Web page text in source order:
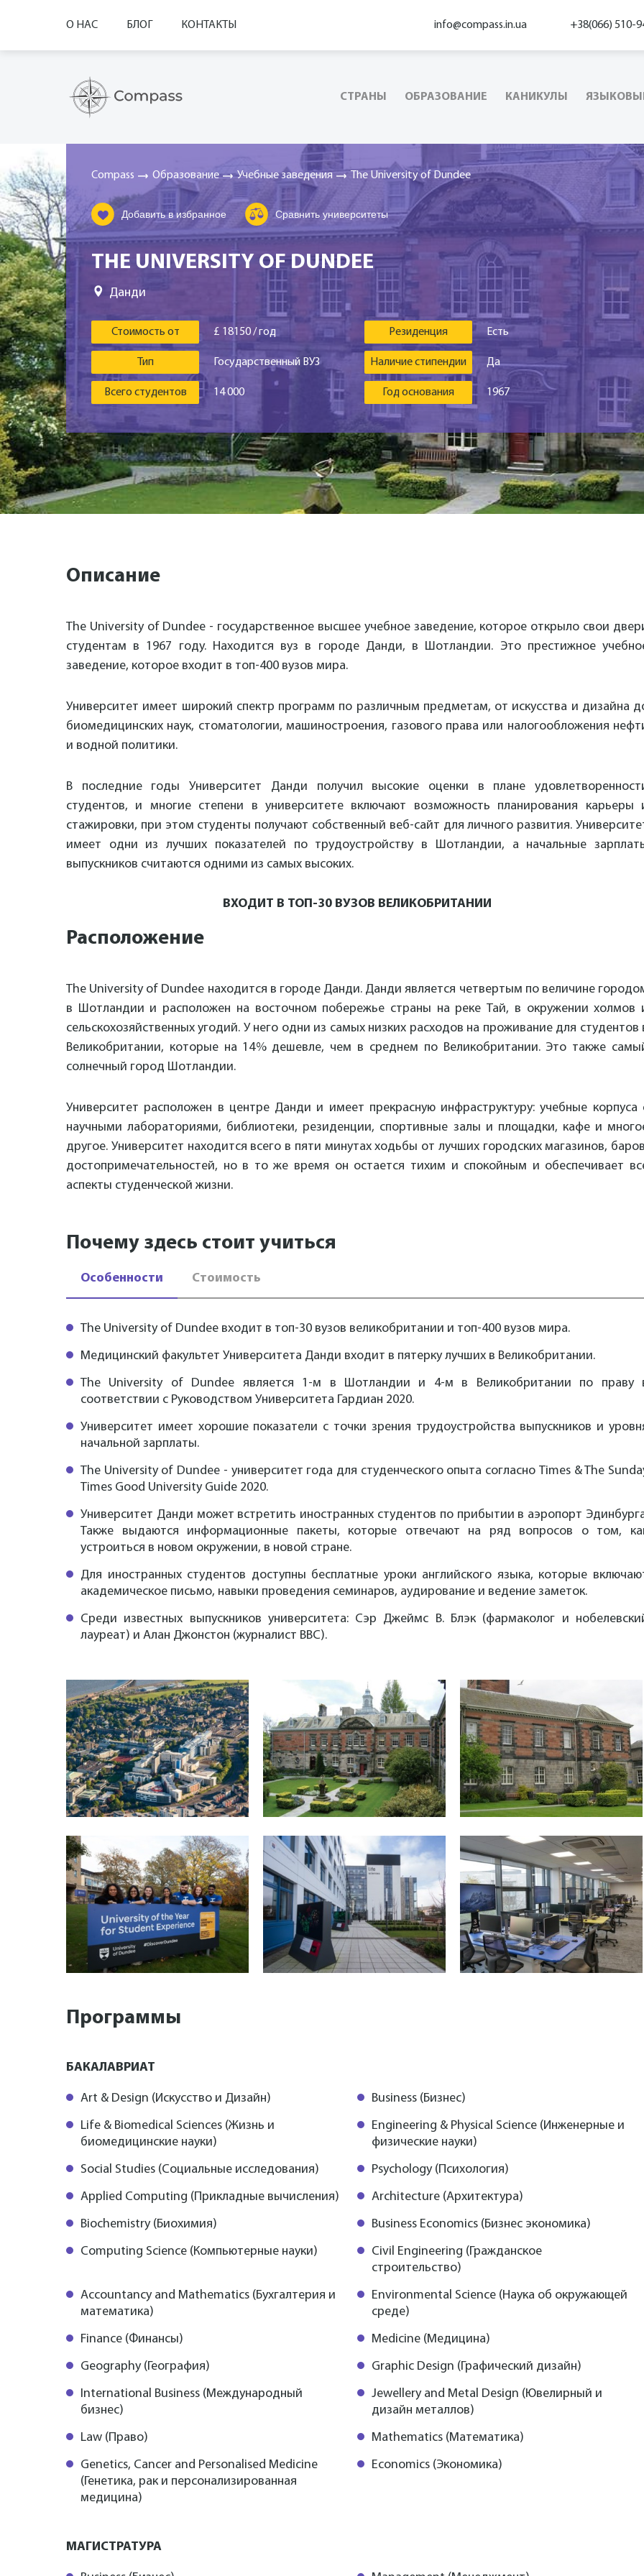
О НАС БЛОГ КОНТАКТЫ info@compass.in.ua +38(066) 510-
СТРАНЫ ОБРАЗОВАНИЕ КАНИКУЛЫ
Compass Образование Учебные заведения The University of Dundee
Добавить в избранное Сравнить университеты
THE UNIVERSITY OF DUNDEE
Данди
Стоимость от £ 18150 / год Резиденция Есть
Тип Государственный ВУЗ Наличие стипендии Да
Всего студентов 14 000 Год основания 1967
Описание
The University of Dundee - государственное высшее учебное заведение, которое открыло свои
студентам в 1967 году. Находится вуз в городе Данди, в Шотландии. Это престижное
заведение, которое входит в топ-400 вузов мира.
Университет имеет широкий спектр программ по различным предметам, от искусства и дизайна
биомедицинских наук, стоматологии, машиностроения, газового права или налогообложения
и водной политики.
В последние годы Университет Данди получил высокие оценки в плане
студентов, и многие степени в университете включают возможность планирования карьеры
стажировки, при этом студенты получают собственный веб-сайт для личного развития.
имеет одни из лучших показателей по трудоустройству в Шотландии, а начальные
выпускников считаются одними из самых высоких.
ВХОДИТ В ТОП-30 ВУЗОВ ВЕЛИКОБРИТАНИИ
Расположение
The University of Dundee находится в городе Данди. Данди является четвертым по величине
в Шотландии и расположен на восточном побережье страны на реке Тай, в окружении холмов
сельскохозяйственных угодий. У него одни из самых низких расходов на проживание для студентов
Великобритании, которые на 14% дешевле, чем в среднем по Великобритании. Это также
солнечный город Шотландии.
Университет расположен в центре Данди и имеет прекрасную инфраструктуру: учебные корпуса
научными лабораториями, библиотеки, резиденции, спортивные залы и площадки, кафе и
другое. Университет находится всего в пяти минутах ходьбы от лучших городских магазинов,
достопримечательностей, но в то же время он остается тихим и спокойным и обеспечивает
аспекты студенческой жизни.
Почему здесь стоит учиться
Особенности Стоимость
The University of Dundee входит в топ-30 вузов великобритании и топ-400 вузов мира.
Медицинский факультет Университета Данди входит в пятерку лучших в Великобритании.
The University of Dundee является 1-м в Шотландии и 4-м в Великобритании по праву
соответствии с Руководством Университета Гардиан 2020.
Университет имеет хорошие показатели с точки зрения трудоустройства выпускников и
начальной зарплаты.
The University of Dundee - университет года для студенческого опыта согласно Times & The
Times Good University Guide 2020.
Университет Данди может встретить иностранных студентов по прибытии в аэропорт
Также выдаются информационные пакеты, которые отвечают на ряд вопросов о том,
устроиться в новом окружении, в новой стране.
Для иностранных студентов доступны бесплатные уроки английского языка, которые
академическое письмо, навыки проведения семинаров, аудирование и ведение заметок.
Среди известных выпускников университета: Сэр Джеймс В. Блэк (фармаколог и
лауреат) и Алан Джонстон (журналист BBC).
Программы
БАКАЛАВРИАТ
Art & Design (Искусство и Дизайн)
Business (Бизнес)
Life & Biomedical Sciences (Жизнь и
биомедицинские науки)
Engineering & Physical Science (Инженерные и
физические науки)
Social Studies (Социальные исследования)
Psychology (Психология)
Applied Computing (Прикладные вычисления)
Architecture (Архитектура)
Biochemistry (Биохимия)
Business Economics (Бизнес экономика)
Computing Science (Компьютерные науки)
Civil Engineering (Гражданское
строительство)
Accountancy and Mathematics (Бухгалтерия и
математика)
Environmental Science (Наука об окружающей
среде)
Finance (Финансы)
Medicine (Медицина)
Geography (География)
Graphic Design (Графический дизайн)
International Business (Международный
бизнес)
Jewellery and Metal Design (Ювелирный и
дизайн металлов)
Law (Право)
Mathematics (Математика)
Genetics, Cancer and Personalised Medicine
(Генетика, рак и персонализированная
медицина)
Economics (Экономика)
МАГИСТРАТУРА